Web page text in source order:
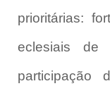
prioritárias:
eclesiais de
participação